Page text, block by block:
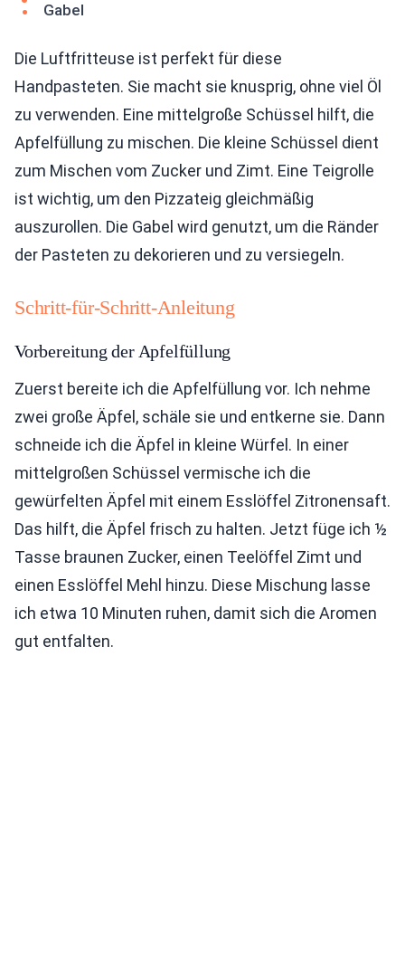
Gabel
Die Luftfritteuse ist perfekt für diese
Handpasteten. Sie macht sie knusprig, ohne viel Öl
zu verwenden. Eine mittelgroße Schüssel hilft, die
Apfelfüllung zu mischen. Die kleine Schüssel dient
zum Mischen vom Zucker und Zimt. Eine Teigrolle
ist wichtig, um den Pizzateig gleichmäßig
auszurollen. Die Gabel wird genutzt, um die Ränder
der Pasteten zu dekorieren und zu versiegeln.
Schritt-für-Schritt-Anleitung
Vorbereitung der Apfelfüllung
Zuerst bereite ich die Apfelfüllung vor. Ich nehme
zwei große Äpfel, schäle sie und entkerne sie. Dann
schneide ich die Äpfel in kleine Würfel. In einer
mittelgroßen Schüssel vermische ich die
gewürfelten Äpfel mit einem Esslöffel Zitronensaft.
Das hilft, die Äpfel frisch zu halten. Jetzt füge ich ½
Tasse braunen Zucker, einen Teelöffel Zimt und
einen Esslöffel Mehl hinzu. Diese Mischung lasse
ich etwa 10 Minuten ruhen, damit sich die Aromen
gut entfalten.